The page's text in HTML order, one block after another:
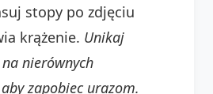
stopy po zdjęciu
krążenie. Unikaj
nierównych
zapobiec urazom.